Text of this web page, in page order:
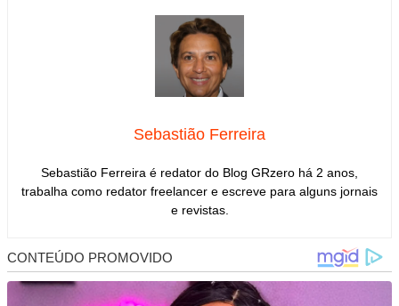
Sebastião Ferreira
Sebastião Ferreira é redator do Blog GRzero há 2 anos,
trabalha como redator freelancer e escreve para alguns jornais
e revistas.